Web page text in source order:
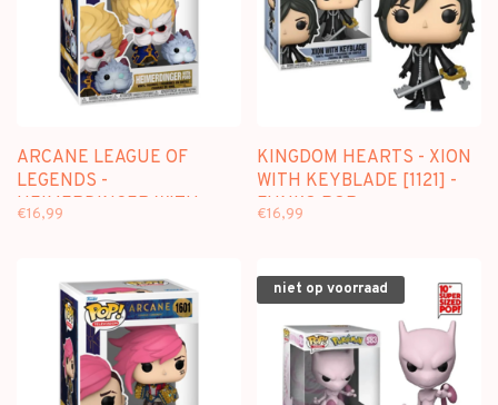
ARCANE LEAGUE OF
LEGENDS -
HEIMERDINGER WITH
€16,99
KINGDOM HEARTS - XION
WITH KEYBLADE [1121] -
FUNKO POP
€16,99
niet op voorraad